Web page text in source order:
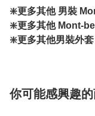
❇️更多其他 男裝
❇️更多其他 Mont-
❇️更多其他男裝外套
你可能感興趣